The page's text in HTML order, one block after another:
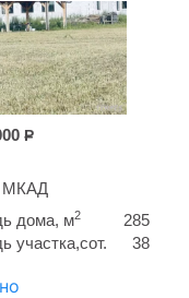
Р
МКАД
дома, м2
285
участка,сот.
38